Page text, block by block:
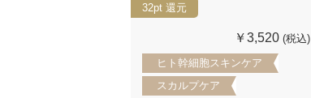
32pt 還元
￥3,520 (税込)
ヒト幹細胞スキンケア
スカルプケア